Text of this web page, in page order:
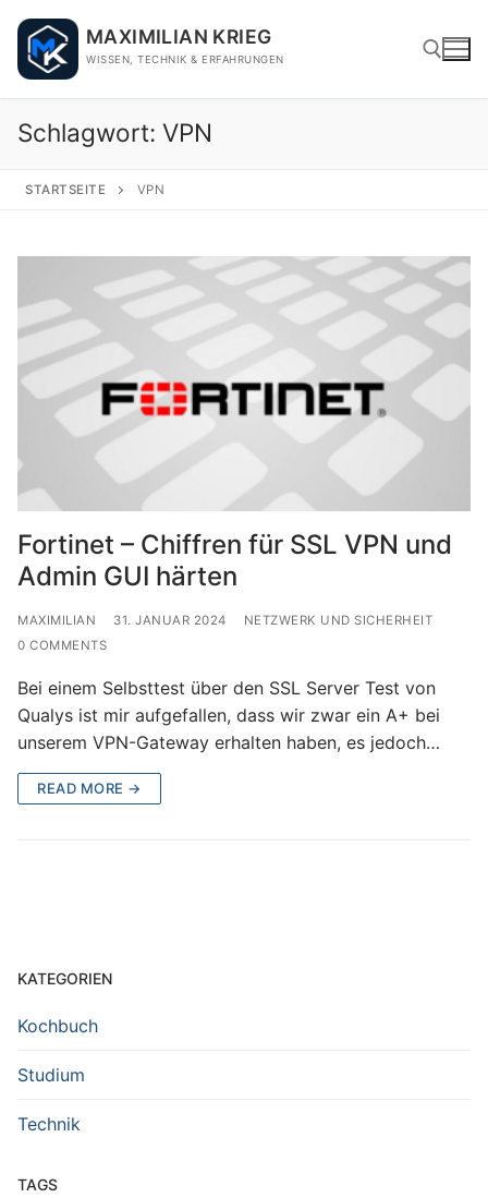
content
MAXIMILIAN KRIEG
WISSEN, TECHNIK & ERFAHRUNGEN
Schlagwort: VPN
STARTSEITE VPN
Fortinet – Chiffren für SSL VPN und
Admin GUI härten
MAXIMILIAN 31. JANUAR 2024
NETZWERK UND SICHERHEIT
0 COMMENTS
Bei einem Selbsttest über den SSL Server Test von
Qualys ist mir aufgefallen, dass wir zwar ein A+ bei
unserem VPN-Gateway erhalten haben, es jedoch…
READ MORE →
KATEGORIEN
Kochbuch
Studium
Technik
TAGS